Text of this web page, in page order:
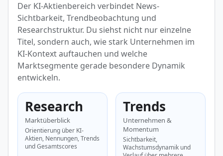
Der KI-Aktienbereich verbindet News-
Sichtbarkeit, Trendbeobachtung und
Researchstruktur. Du siehst nicht nur einzelne
Titel, sondern auch, wie stark Unternehmen im
KI-Kontext auftauchen und welche
Marktsegmente gerade besondere Dynamik
entwickeln.
Research
Marktüberblick
Orientierung über KI-
Aktien, Nennungen, Trends
und Gesamtscores
Trends
Unternehmen &
Momentum
Sichtbarkeit,
Wachstumsdynamik und